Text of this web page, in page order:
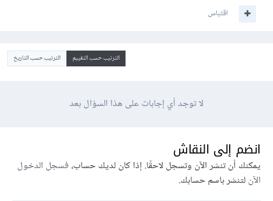
اقتباس
الترتيب حسب التقييم الترتيب حسب التاريخ
لا توجد أي إجابات على هذا السؤال بعد
انضم إلى النقاش
يمكنك أن تنشر الآن وتسجل لاحقًا. إذا كان لديك حساب،فسجل الدخول
الآنلتنشر باسم حسابك.